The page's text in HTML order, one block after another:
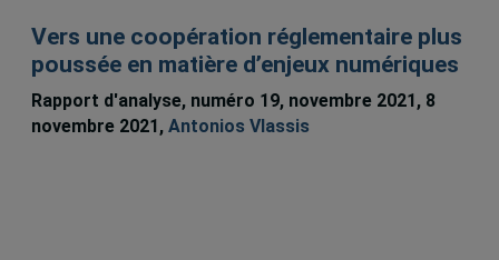
Vers une coopération réglementaire plus
poussée en matière d’enjeux numériques
Rapport d'analyse, numéro 19, novembre 2021, 8
novembre 2021, Antonios Vlassis